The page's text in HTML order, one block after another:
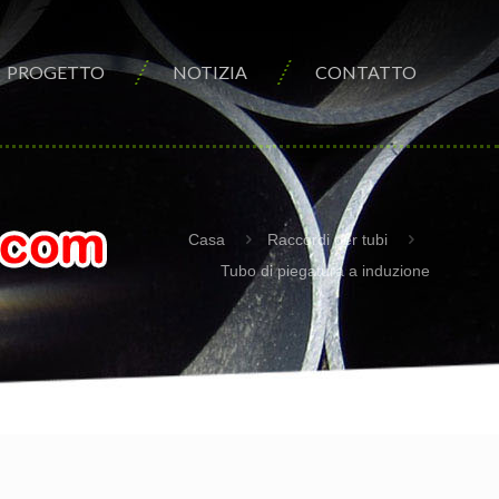
PROGETTO NOTIZIA CONTATTO
Casa
Raccordi per tubi
Tubo di piegatura a induzione